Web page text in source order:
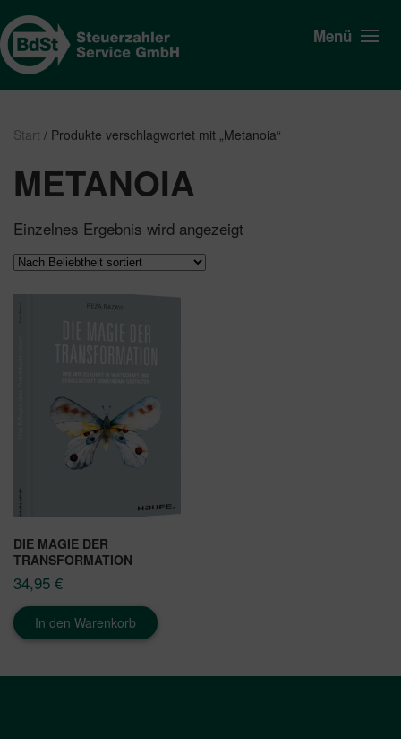
Menü
Start / Produkte verschlagwortet mit „Metanoia“
METANOIA
Einzelnes Ergebnis wird angezeigt
DIE MAGIE DER
TRANSFORMATION
34,95 €
In den Warenkorb